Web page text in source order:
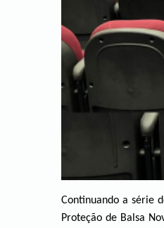
Continuando a série
Proteção de Balsa